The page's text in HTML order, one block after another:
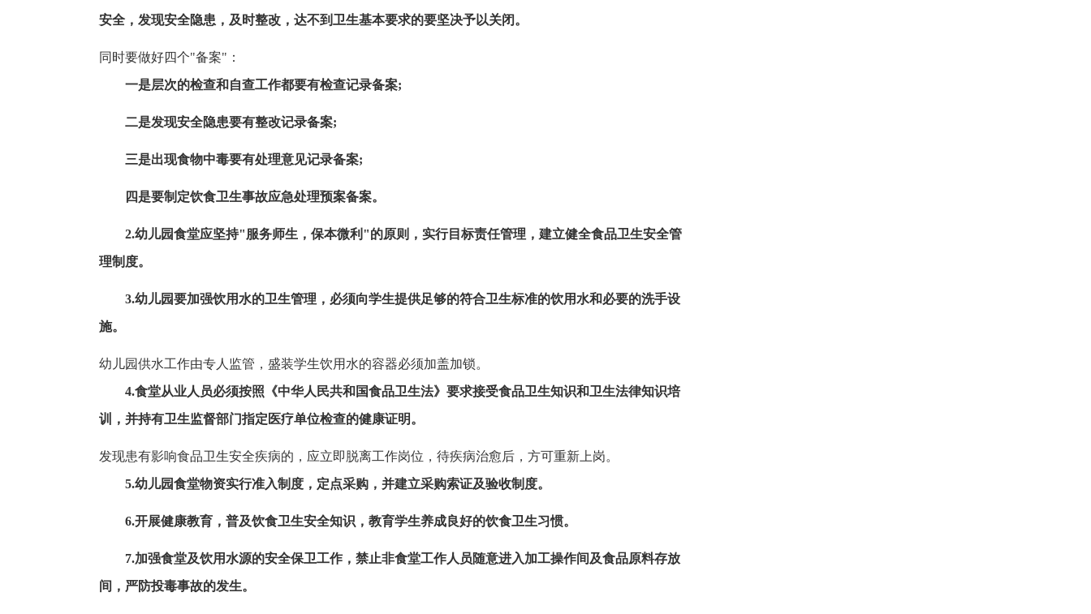
安全，发现安全隐患，及时整改，达不到卫生基本要求的要坚决予以关闭。
同时要做好四个"备案"：
一是层次的检查和自查工作都要有检查记录备案;
二是发现安全隐患要有整改记录备案;
三是出现食物中毒要有处理意见记录备案;
四是要制定饮食卫生事故应急处理预案备案。
2.幼儿园食堂应坚持"服务师生，保本微利"的原则，实行目标责任管理，建立健全食品卫生安全管
理制度。
3.幼儿园要加强饮用水的卫生管理，必须向学生提供足够的符合卫生标准的饮用水和必要的洗手设
施。
幼儿园供水工作由专人监管，盛装学生饮用水的容器必须加盖加锁。
4.食堂从业人员必须按照《中华人民共和国食品卫生法》要求接受食品卫生知识和卫生法律知识培
训，并持有卫生监督部门指定医疗单位检查的健康证明。
发现患有影响食品卫生安全疾病的，应立即脱离工作岗位，待疾病治愈后，方可重新上岗。
5.幼儿园食堂物资实行准入制度，定点采购，并建立采购索证及验收制度。
6.开展健康教育，普及饮食卫生安全知识，教育学生养成良好的饮食卫生习惯。
7.加强食堂及饮用水源的安全保卫工作，禁止非食堂工作人员随意进入加工操作间及食品原料存放
间，严防投毒事故的发生。